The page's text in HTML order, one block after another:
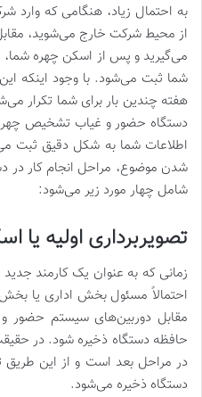
به احتمال زیاد، هنگامی که وارد
از محیط شرکت خارج می‌شوید،
می‌گیرید و پس از اسکن چهره شما،
شما ثبت می‌شود. با وجود اینکه
هفته چندین بار برای شما تکرار
دستگاه حضور و غیاب تشخیص
اطلاعات شما به شکل دقیق ثبت
شدن موضوع، مراحل انجام کار
شامل چهار مورد زیر می‌شود:
تصویربرداری اولیه یا
زمانی که به عنوان یک کارمند
احتمالاً مسئول بخش اداری یا
مقابل دوربین‌های سیستم حضور
حافظه دستگاه ذخیره شود. در
در مراحل بعد است و از این طریق
دستگاه ذخیره می‌شود.